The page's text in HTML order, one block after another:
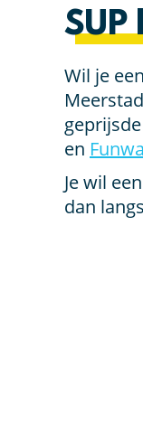
Wil je
en
Je wil
dan